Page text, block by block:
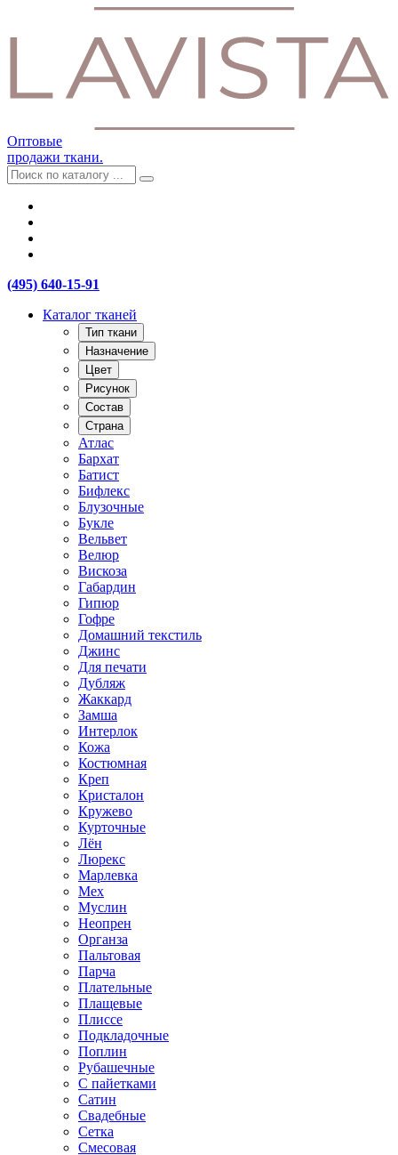
Оптовые
продажи ткани.
(495) 640-15-91
Каталог тканей
Тип ткани
Назначение
Цвет
Рисунок
Состав
Страна
Атлас
Бархат
Батист
Бифлекс
Блузочные
Букле
Вельвет
Велюр
Вискоза
Габардин
Гипюр
Гофре
Домашний текстиль
Джинс
Для печати
Дубляж
Жаккард
Замша
Интерлок
Кожа
Костюмная
Креп
Кристалон
Кружево
Курточные
Лён
Люрекс
Марлевка
Мех
Муслин
Неопрен
Органза
Пальтовая
Парча
Плательные
Плащевые
Плиссе
Подкладочные
Поплин
Рубашечные
С пайетками
Сатин
Свадебные
Сетка
Смесовая